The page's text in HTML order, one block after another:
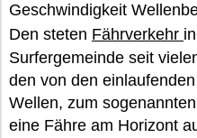
Geschwindigkeit
Den steten Fährverkehr
Surfergemeinde seit
den von den
Wellen, zum
eine Fähre am Horizont